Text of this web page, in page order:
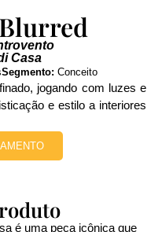
Casa
Segmento: Conceito
jogando com luzes e
e estilo a interiores
é uma peça icônica que